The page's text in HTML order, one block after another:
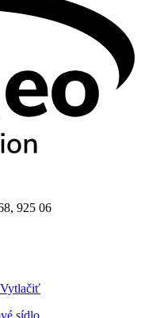
925 06
Vytlačiť
sídlo